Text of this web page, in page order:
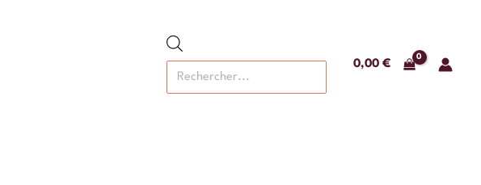
produits
0,00 €